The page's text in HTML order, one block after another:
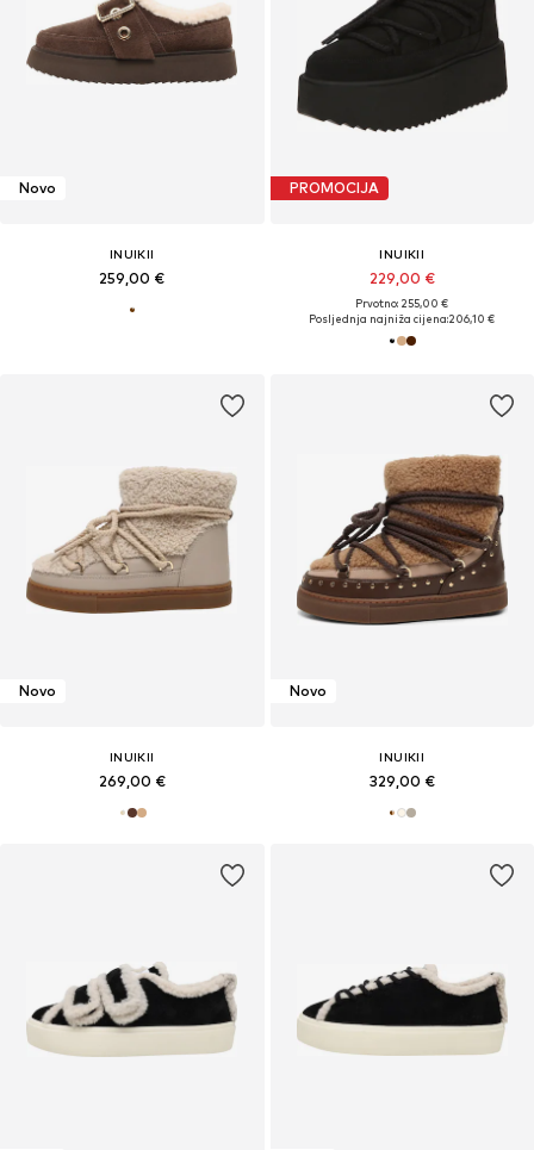
Novo
INUIKII
259,00 €
PROMOCIJA
INUIKII
229,00 €
Prvotno: 255,00 €
Posljednja najniža cijena:206,10 €
Novo
INUIKII
269,00 €
Novo
INUIKII
329,00 €